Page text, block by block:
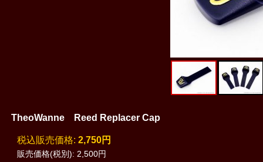
TheoWanne Reed Replacer Cap
販売価格(税別): 2,500円
税込 : 2,750円